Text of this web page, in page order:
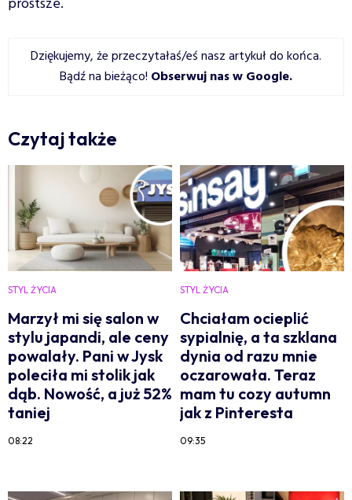
Dziękujemy, że przeczytałaś/eś nasz artykuł do końca.
Bądź na bieżąco! Obserwuj nas w Google.
Czytaj także
STYL ŻYCIA
Marzył mi się salon w
stylu japandi, ale ceny
powalały. Pani w Jysk
poleciła mi stolik jak
dąb. Nowość, a już 52%
taniej
08:22
STYL ŻYCIA
Chciałam ocieplić
sypialnię, a ta szklana
dynia od razu mnie
oczarowała. Teraz
mam tu cozy autumn
jak z Pinteresta
09:35